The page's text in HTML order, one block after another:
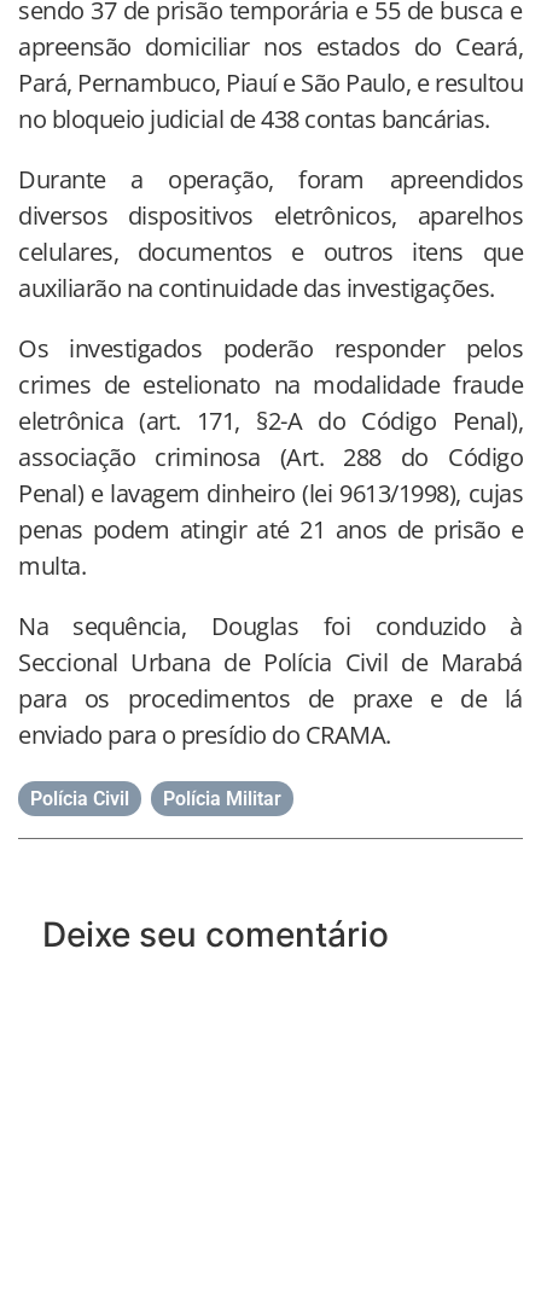
sendo 37 de prisão temporária e 55 de busca e
apreensão domiciliar nos estados do Ceará,
Pará, Pernambuco, Piauí e São Paulo, e resultou
no bloqueio judicial de 438 contas bancárias.
Durante a operação, foram apreendidos
diversos dispositivos eletrônicos, aparelhos
celulares, documentos e outros itens que
auxiliarão na continuidade das investigações.
Os investigados poderão responder pelos
crimes de estelionato na modalidade fraude
eletrônica (art. 171, §2-A do Código Penal),
associação criminosa (Art. 288 do Código
Penal) e lavagem dinheiro (lei 9613/1998), cujas
penas podem atingir até 21 anos de prisão e
multa.
Na sequência, Douglas foi conduzido à
Seccional Urbana de Polícia Civil de Marabá
para os procedimentos de praxe e de lá
enviado para o presídio do CRAMA.
Polícia Civil Polícia Militar
Deixe seu comentário